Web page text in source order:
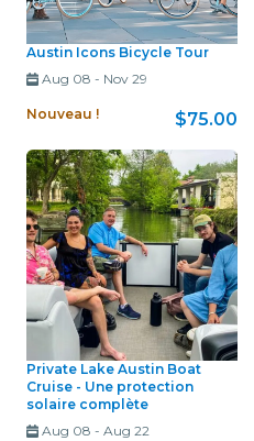
Austin Icons Bicycle Tour
Aug 08 - Nov 29
Nouveau ! $75.00
Private Lake Austin Boat
Cruise - Une protection
solaire complète
Aug 08 - Aug 22